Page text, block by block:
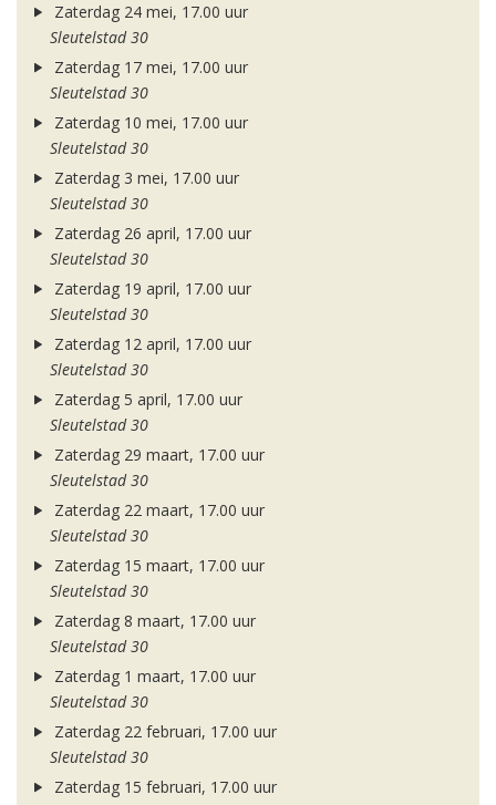
Zaterdag 24 mei, 17.00 uur
Sleutelstad 30
Zaterdag 17 mei, 17.00 uur
Sleutelstad 30
Zaterdag 10 mei, 17.00 uur
Sleutelstad 30
Zaterdag 3 mei, 17.00 uur
Sleutelstad 30
Zaterdag 26 april, 17.00 uur
Sleutelstad 30
Zaterdag 19 april, 17.00 uur
Sleutelstad 30
Zaterdag 12 april, 17.00 uur
Sleutelstad 30
Zaterdag 5 april, 17.00 uur
Sleutelstad 30
Zaterdag 29 maart, 17.00 uur
Sleutelstad 30
Zaterdag 22 maart, 17.00 uur
Sleutelstad 30
Zaterdag 15 maart, 17.00 uur
Sleutelstad 30
Zaterdag 8 maart, 17.00 uur
Sleutelstad 30
Zaterdag 1 maart, 17.00 uur
Sleutelstad 30
Zaterdag 22 februari, 17.00 uur
Sleutelstad 30
Zaterdag 15 februari, 17.00 uur